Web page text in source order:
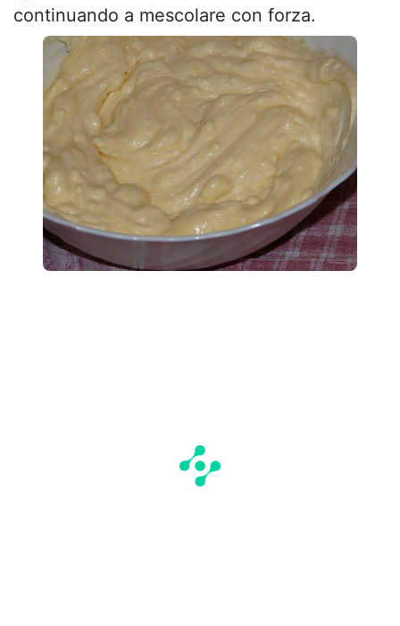
continuando a mescolare con forza.